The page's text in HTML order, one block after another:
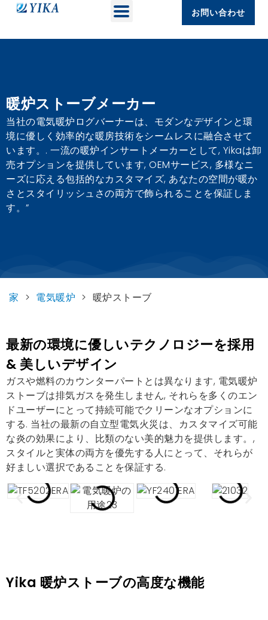
お問い合わせ
暖炉ストーブメーカー
当社の電気暖炉ログバーナーは、モダンなデザインと環
境に優しく効率的な暖房技術をシームレスに融合させて
います。. 一流の暖炉インサートメーカーとして, Yikaは卸
売オプションを提供しています, OEMサービス, 多様なニ
ーズに応える包括的なカスタマイズ, あなたの空間が暖か
さとスタイリッシュさの両方で飾られることを保証しま
す。”
家 > 電気暖炉 > 暖炉ストーブ
最新の環境に優しいテクノロジーを採用
& 美しいデザイン
ガスや燃料のカウンターパートとは異なります, 電気暖炉
ストーブは排気ガスを発生しません, それらを多くのエン
ドユーザーにとって持続可能でクリーンなオプションに
する. 当社の最新の自立型電気火災は、カスタマイズ可能
な炎の効果により、比類のない美的魅力を提供します。,
スタイルと実体の両方を優先する人にとって、それらが
好ましい選択であることを保証する.
Yika 暖炉ストーブの高度な機能